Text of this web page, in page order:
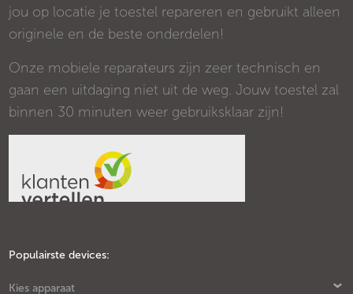
jou op locatie je toestel repareren en gebruikt alleen
originele en de beste onderdelen!
Onze mobiele reparateurs zijn zeer technisch en
gaan een uitdaging niet uit de weg. Jouw toestel zal
binnen 30 minuten weer gebruiksklaar zijn!
Populairste devices:
Kies apparaat